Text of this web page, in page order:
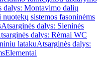
dalys: Montavimo dalių
sistemos fasoninėms
Atsarginės dalys: Sieninės
dalys: Rėmai WC
latakuAtsarginės dalys:
Elementai